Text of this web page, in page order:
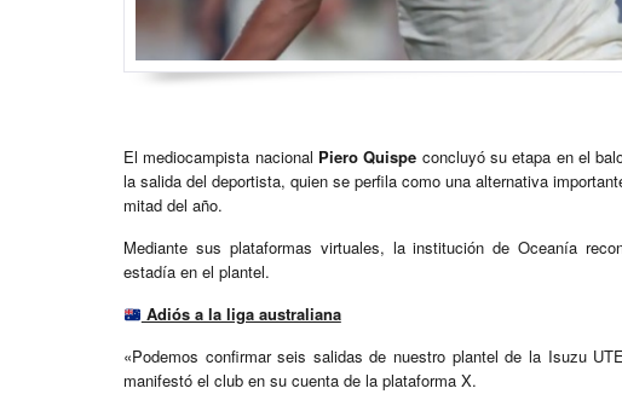
El mediocampista nacional Piero Quispe concluyó su etapa en el
la salida del deportista, quien se perfila como una alternativa
mitad del año.
Mediante sus plataformas virtuales, la institución de Oceanía
estadía en el plantel.
Adiós a la liga australiana
«Podemos confirmar seis salidas de nuestro plantel de la Isuzu
manifestó el club en su cuenta de la plataforma X.